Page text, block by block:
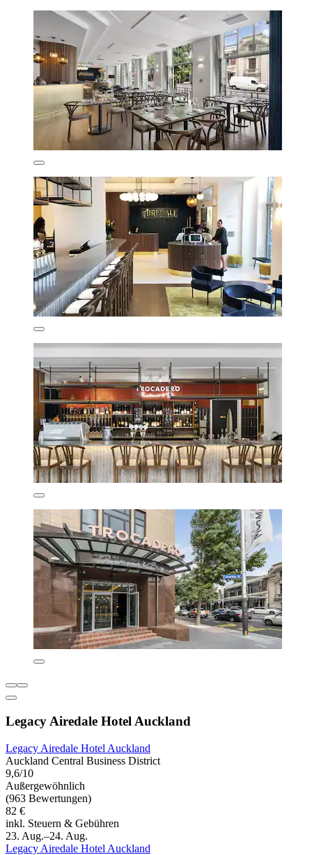
Legacy Airedale Hotel Auckland
Legacy Airedale Hotel Auckland
Auckland Central Business District
9,6/10
Außergewöhnlich
(963 Bewertungen)
82 €
inkl. Steuern & Gebühren
23. Aug.–24. Aug.
Legacy Airedale Hotel Auckland